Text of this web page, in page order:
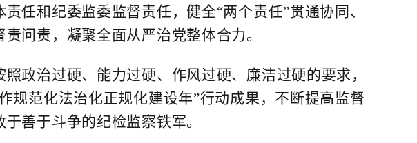
任和纪委监委监督责任，健全“两个责任”贯通协同、
问责，凝聚全面从严治党整体合力。
治过硬、能力过硬、作风过硬、廉洁过硬的要求，
规范化法治化正规化建设年”行动成果，不断提高监督
善于斗争的纪检监察铁军。